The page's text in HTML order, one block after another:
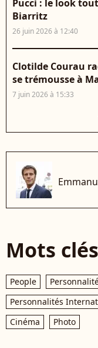
Pucci : le look
Biarritz
26 juin 2026 à 12:40
Clotilde Courau
se trémousse à
7 juin 2026 à 15:33
Mots clés
People
Personnalités
Cinéma
Photo